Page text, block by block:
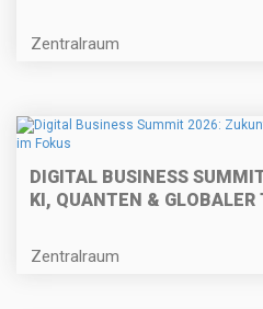
Zentralraum
DIGITAL BUSINESS
KI, QUANTEN & GLOBALER
Zentralraum